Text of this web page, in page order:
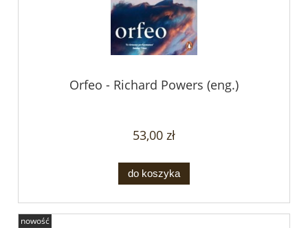
Orfeo - Richard Powers (eng.)
53,00 zł
do koszyka
nowość